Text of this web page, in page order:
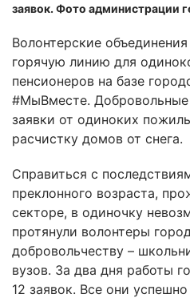
заявок. Фото администрации
Волонтерские
горячую линию для
пенсионеров на базе
#МыВместе.
заявки от одиноких
расчистку домов от снега.
Справиться с
преклонного возраста,
секторе, в одиночку
протянули волонтеры
добровольчеству –
вузов. За два дня работы
12 заявок. Все они